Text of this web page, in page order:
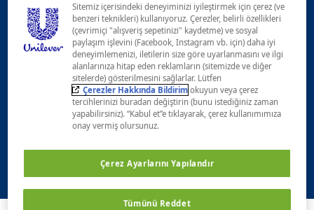
İLK DETERJANIMIZ. YENİ OMO
EXPRESS FRESH, FAST CLEAN
TEKNOLOJİSİYLE 15
DAKIKADA TER GİBİ
GÖRÜNMEYEN KİRLERİ BİLE
YOK EDER, HIZLI TEMİZLİK VE
Sitemiz içerisindeki deneyiminizi iyileştirmek için çerez (ve
benzeri teknikleri) kullanıyoruz. Çerezler, belirli özellikleri
(çevrimiçi "alışveriş sepetinizi" kaydetme) ve sosyal
paylaşım işlevini (Facebook, Instagram vb. için) daha iyi
deneyimlemenizi, iletilerin size göre uyarlanmasını ve ilgi
alanlarınıza hitap eden reklamların (sitemizde ve diğer
sitelerde) gösterilmesini sağlarlar. Lütfen
Çerezler Hakkında Bildirim okuyun veya çerez
tercihlerinizi buradan değiştirin (bunu istediğiniz zaman
yapabilirsiniz). “Kabul et”e tıklayarak, çerez kullanımımıza
onay vermiş olursunuz.
Çerez Ayarlarını Yapılandır
Tümünü Reddet